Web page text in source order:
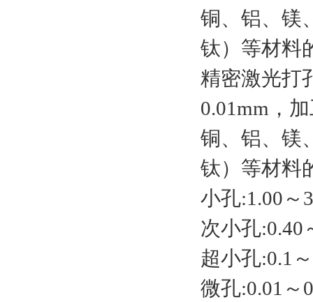
铜、铝、镁
钛）等材料
精密激光打
0.01mm，
铜、铝、镁
钛）等材料
小孔:1.00～
次小孔:0.40
超小孔:0.1
微孔:0.01～